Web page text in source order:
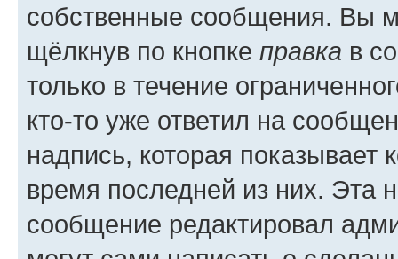
собственные сообщения. Вы
щёлкнув по кнопке правка в
только в течение
кто-то уже ответил на
надпись, которая показывает
время последней из них. Эта
сообщение редактировал